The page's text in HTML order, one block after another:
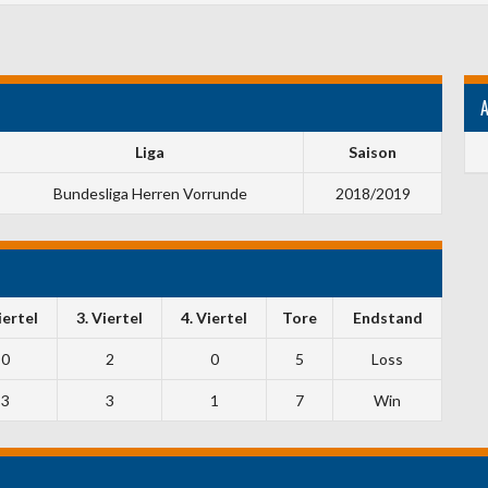
Liga Saison
Bundesliga Herren Vorrunde 2018/2019
3. Viertel 4. Viertel Tore Endstand
0 2 0 5 Loss
3 3 1 7 Win